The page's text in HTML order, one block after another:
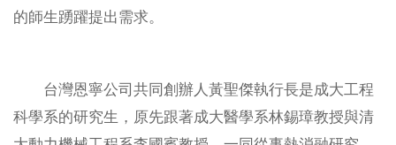
相關連結
的師生踴躍提出需求。
台灣恩寧公司共同創辦人黃聖傑執行長是成大工程
科學系的研究生，原先跟著成大醫學系林錫璋教授與清